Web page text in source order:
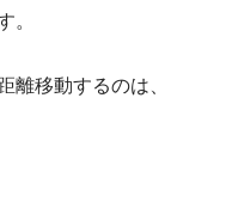
。
離移動するのは、